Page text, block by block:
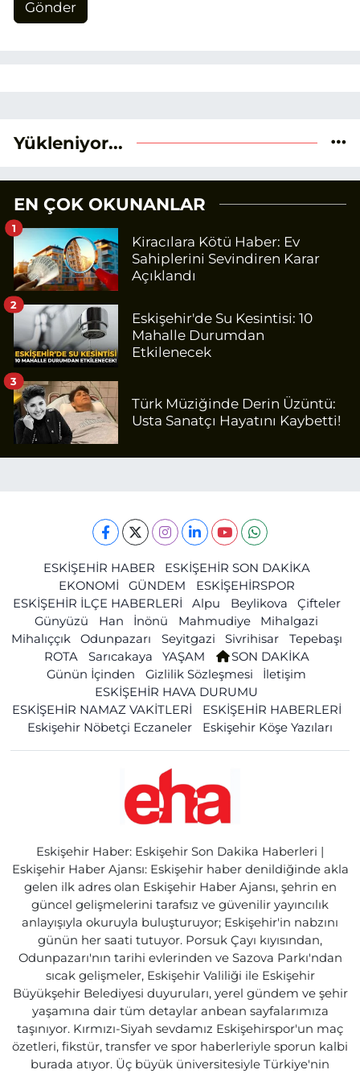
Gönder
Yükleniyor...
EN ÇOK OKUNANLAR
Kiracılara Kötü Haber: Ev
Sahiplerini Sevindiren Karar
Açıklandı
1
Eskişehir'de Su Kesintisi: 10
Mahalle Durumdan
Etkilenecek
2
Türk Müziğinde Derin Üzüntü:
Usta Sanatçı Hayatını Kaybetti!
3
ESKİŞEHİR HABER
ESKİŞEHİR SON DAKİKA
EKONOMİ
GÜNDEM
ESKİŞEHİRSPOR
ESKİŞEHİR İLÇE HABERLERİ
Alpu Beylikova
Çifteler
Günyüzü
Han İnönü Mahmudiye
Mihalgazi
Mihalıççık
Odunpazarı Seyitgazi Sivrihisar
Tepebaşı
ROTA
Sarıcakaya YAŞAM
SON DAKİKA
Günün İçinden
Gizlilik Sözleşmesi
İletişim
ESKİŞEHİR HAVA DURUMU
ESKİŞEHİR NAMAZ VAKİTLERİ
ESKİŞEHİR HABERLERİ
Eskişehir Nöbetçi Eczaneler
Eskişehir Köşe Yazıları
Eskişehir Haber: Eskişehir Son Dakika Haberleri |
Eskişehir Haber Ajansı: Eskişehir haber denildiğinde akla
gelen ilk adres olan Eskişehir Haber Ajansı, şehrin en
güncel gelişmelerini tarafsız ve güvenilir yayıncılık
anlayışıyla okuruyla buluşturuyor; Eskişehir'in nabzını
günün her saati tutuyor. Porsuk Çayı kıyısından,
Odunpazarı'nın tarihi evlerinden ve Sazova Parkı'ndan
sıcak gelişmeler, Eskişehir Valiliği ile Eskişehir
Büyükşehir Belediyesi duyuruları, yerel gündem ve şehir
yaşamına dair tüm detaylar anbean sayfalarımıza
taşınıyor. Kırmızı-Siyah sevdamız Eskişehirspor'un maç
özetleri, fikstür, transfer ve spor haberleriyle sporun kalbi
burada atıyor. Üç büyük üniversitesiyle Türkiye'nin